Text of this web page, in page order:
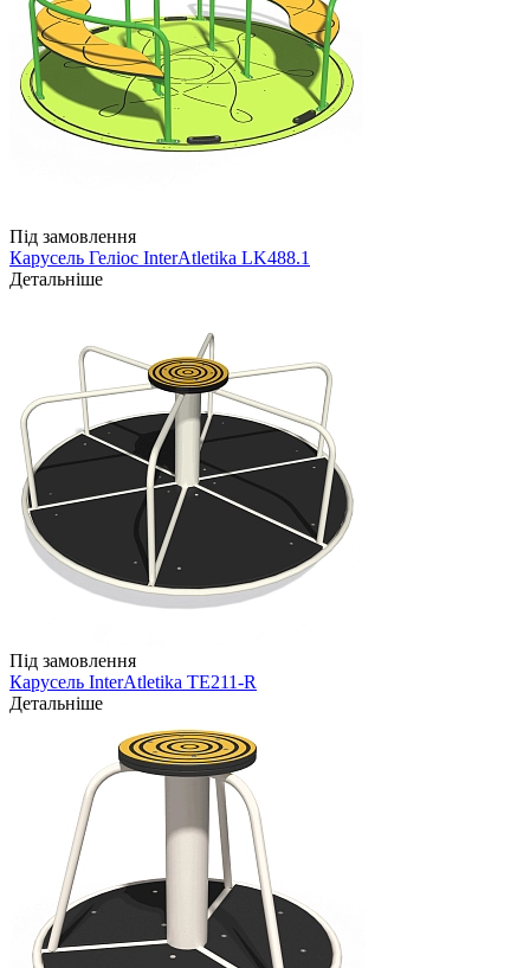
Під замовлення
Карусель Геліос InterAtletika LK488.1
Детальніше
Під замовлення
Карусель InterAtletika TE211-R
Детальніше